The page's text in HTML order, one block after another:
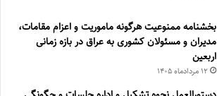
بخشنامه ممنوعیت هرگونه ماموریت و اعزام مقامات،
مدیران و مسئولان کشوری به عراق در بازه زمانی
اربعین
۱۲ مرداد‌ماه ۱۴۰۵